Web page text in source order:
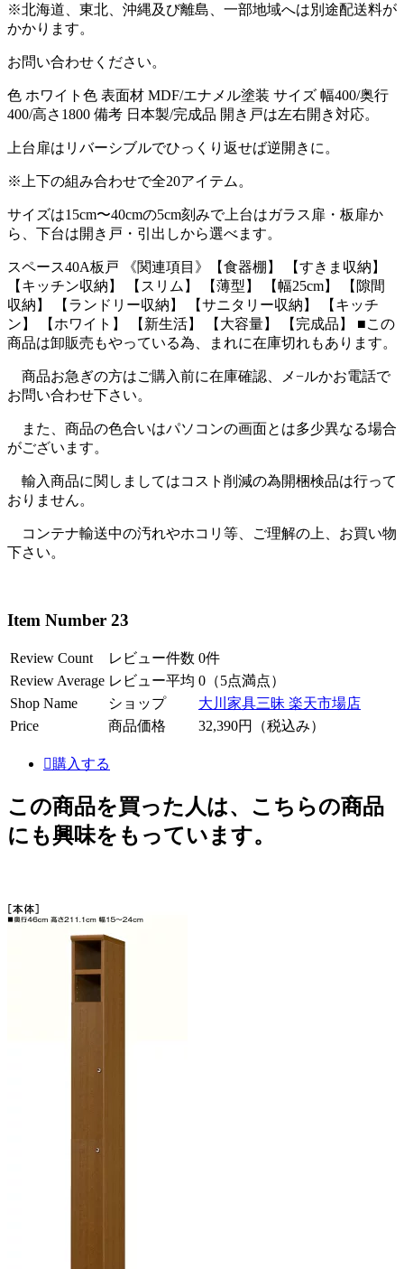
※北海道、東北、沖縄及び離島、一部地域へは別途配送料が
かかります。
お問い合わせください。
色 ホワイト色 表面材 MDF/エナメル塗装 サイズ 幅400/奥行
400/高さ1800 備考 日本製/完成品 開き戸は左右開き対応。
上台扉はリバーシブルでひっくり返せば逆開きに。
※上下の組み合わせで全20アイテム。
サイズは15cm〜40cmの5cm刻みで上台はガラス扉・板扉か
ら、下台は開き戸・引出しから選べます。
スペース40A板戸 《関連項目》【食器棚】 【すきま収納】
【キッチン収納】 【スリム】 【薄型】 【幅25cm】 【隙間
収納】 【ランドリー収納】 【サニタリー収納】 【キッチ
ン】 【ホワイト】 【新生活】 【大容量】 【完成品】 ■この
商品は卸販売もやっている為、まれに在庫切れもあります。
商品お急ぎの方はご購入前に在庫確認、メ−ルかお電話で
お問い合わせ下さい。
また、商品の色合いはパソコンの画面とは多少異なる場合
がございます。
輸入商品に関しましてはコスト削減の為開梱検品は行って
おりません。
コンテナ輸送中の汚れやホコリ等、ご理解の上、お買い物
下さい。
Item Number 23
Review Count レビュー件数 0件
Review Average レビュー平均 0（5点満点）
Shop Name
ショップ
大川家具三昧 楽天市場店
Price
商品価格 32,390円（税込み）
購入する
この商品を買った人は、こちらの商品
にも興味をもっています。